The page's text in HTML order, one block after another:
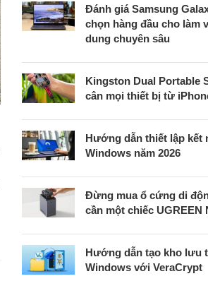
Đánh giá Samsung
chọn hàng đầu cho làm
dung chuyên sâu
Kingston Dual Portable
cân mọi thiết bị từ
Hướng dẫn thiết lập kết
Windows năm 2026
Đừng mua ổ cứng di
cần một chiếc UGREEN
Hướng dẫn tạo kho lưu
Windows với VeraCrypt